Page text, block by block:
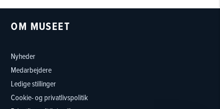
OM MUSEET
Nyheder
Medarbejdere
Ledige stillinger
Cookie- og privatlivspolitik